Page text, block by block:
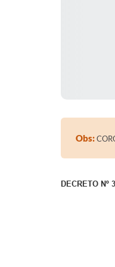
Obs:
DECRETO Nº